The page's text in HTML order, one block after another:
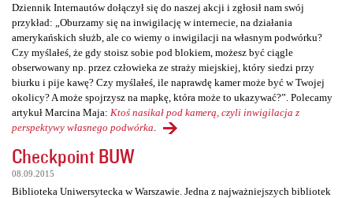
Dziennik Internautów dołączył się do naszej akcji i zgłosił nam swój
przykład: „Oburzamy się na inwigilację w internecie, na działania
amerykańskich służb, ale co wiemy o inwigilacji na własnym podwórku?
Czy myślałeś, że gdy stoisz sobie pod blokiem, możesz być ciągle
obserwowany np. przez człowieka ze straży miejskiej, który siedzi przy
biurku i pije kawę? Czy myślałeś, ile naprawdę kamer może być w Twojej
okolicy? A może spojrzysz na mapkę, która może to ukazywać?”. Polecamy
artykuł Marcina Maja: Ktoś nasikał pod kamerą, czyli inwigilacja z
perspektywy własnego podwórka
Checkpoint BUW
08.09.2015
Biblioteka Uniwersytecka w Warszawie. Jedna z najważniejszych bibliotek